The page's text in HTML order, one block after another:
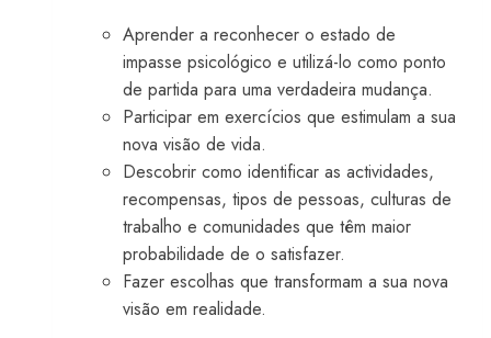
Aprender a reconhecer o estado de
impasse psicológico e utilizá-lo como ponto
de partida para uma verdadeira mudança.
Participar em exercícios que estimulam a sua
nova visão de vida.
Descobrir como identificar as actividades,
recompensas, tipos de pessoas, culturas de
trabalho e comunidades que têm maior
probabilidade de o satisfazer.
Fazer escolhas que transformam a sua nova
visão em realidade.